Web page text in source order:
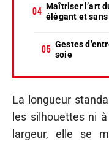
Maîtriser l’art
élégant et
Gestes
soie
La longueur
les silhouettes ni
largeur, elle se